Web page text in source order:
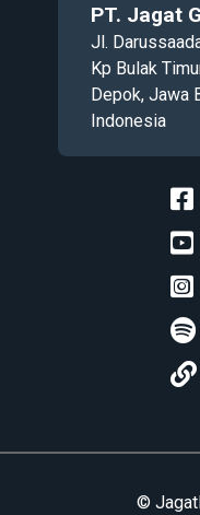
PT. Jagat
Jl.
Kp Bulak
Depok, Jawa
Indonesia
©